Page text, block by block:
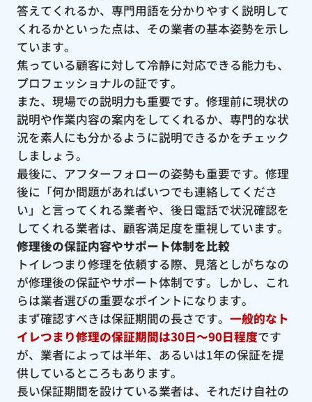
答えてくれるか、専門用語を分かりやすく説明して
くれるかといった点は、その業者の基本姿勢を示し
ています。
焦っている顧客に対して冷静に対応できる能力も、
プロフェッショナルの証です。
また、現場での説明力も重要です。修理前に現状の
説明や作業内容の案内をしてくれるか、専門的な状
況を素人にも分かるように説明できるかをチェック
しましょう。
最後に、アフターフォローの姿勢も重要です。修理
後に「何か問題があればいつでも連絡してくださ
い」と言ってくれる業者や、後日電話で状況確認を
してくれる業者は、顧客満足度を重視しています。
修理後の保証内容やサポート体制を比較
トイレつまり修理を依頼する際、見落としがちなの
が修理後の保証やサポート体制です。しかし、これ
らは業者選びの重要なポイントになります。
まず確認すべきは保証期間の長さです。 一般的なト
イレつまり修理の保証期間は30日〜90日程度です
が、業者によっては半年、あるいは1年の保証を提
供しているところもあります。
長い保証期間を設けている業者は、それだけ自社の